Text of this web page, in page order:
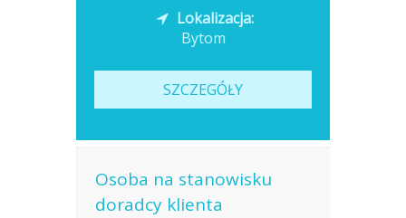
Lokalizacja:
Bytom
SZCZEGÓŁY
Osoba na stanowisku
doradcy klienta